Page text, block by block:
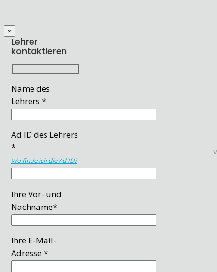
×
Lehrer
kontaktieren
Name des
Lehrers *
Ad ID des Lehrers
*
Wo finde ich die Ad ID?
Ihre Vor- und
Nachname*
Ihre E-Mail-
Adresse *